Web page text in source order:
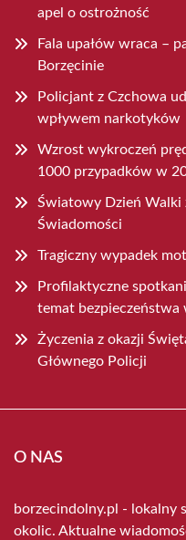
apel o ostrożność
Fala upałów wraca –
Borzęcinie
Policjant z Czchowa
wpływem narkotyków
Wzrost wykroczeń
1000 przypadków w
Światowy Dzień Walki
Świadomości
Tragiczny wypadek
Profilaktyczne
temat bezpieczeństwa
Życzenia z okazji
Głównego Policji
O NAS
borzecindolny.pl - lokalny
okolic. Aktualne